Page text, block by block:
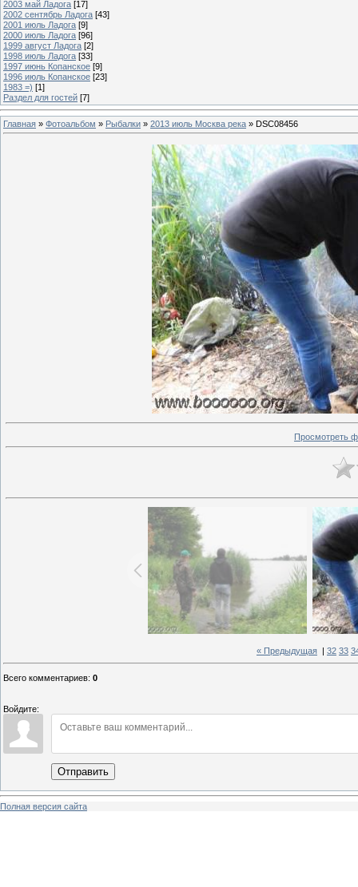
2003 май Ладога [17]
2002 сентябрь Ладога [43]
2001 июль Ладога [9]
2000 июль Ладога [96]
1999 август Ладога [2]
1998 июль Ладога [33]
1997 июнь Копанское [9]
1996 июль Копанское [23]
1983 =) [1]
Раздел для гостей [7]
Главная » Фотоальбом » Рыбалки » 2013 июль Москва река » DSC08456
Просмотреть
« Предыдущая 32 33
Всего комментариев: 0
Войдите:
Отправить
Полная версия сайта